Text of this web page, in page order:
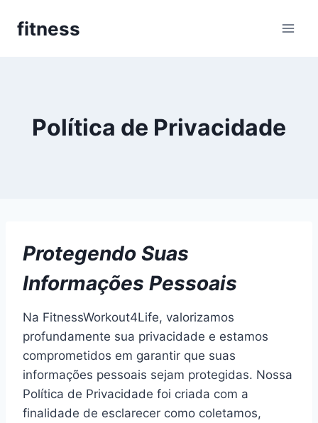
parafitness
Política de Privacidade
Protegendo Suas
Informações Pessoais
Na FitnessWorkout4Life, valorizamos
profundamente sua privacidade e estamos
comprometidos em garantir que suas
informações pessoais sejam protegidas. Nossa
Política de Privacidade foi criada com a
finalidade de esclarecer como coletamos,